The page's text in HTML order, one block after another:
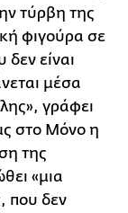
τύρβη της
φιγούρα σε
είναι
μέσα
γράφει
στο Μόνο η
της
«μια
που δεν